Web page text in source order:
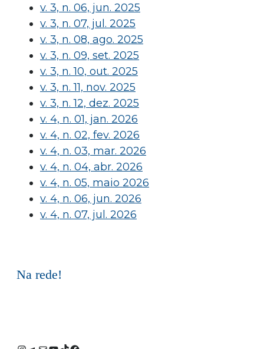
v. 3, n. 06, jun. 2025
v. 3, n. 07, jul. 2025
v. 3, n. 08, ago. 2025
v. 3, n. 09, set. 2025
v. 3, n. 10, out. 2025
v. 3, n. 11, nov. 2025
v. 3, n. 12, dez. 2025
v. 4, n. 01, jan. 2026
v. 4, n. 02, fev. 2026
v. 4, n. 03, mar. 2026
v. 4, n. 04, abr. 2026
v. 4, n. 05, maio 2026
v. 4, n. 06, jun. 2026
v. 4, n. 07, jul. 2026
Na rede!